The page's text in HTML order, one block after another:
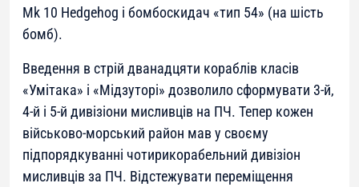
Mk 10 Hedgehog і бомбоскидач «тип 54» (на шість
бомб).
Введення в стрій дванадцяти кораблів класів
«Умітака» і «Мідзуторі» дозволило сформувати 3-й,
4-й і 5-й дивізіони мисливців на ПЧ. Тепер кожен
військово-морський район мав у своєму
підпорядкуванні чотирикорабельний дивізіон
мисливців за ПЧ. Відстежувати переміщення